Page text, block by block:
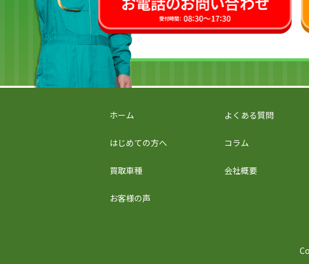
ホーム
はじめての方へ
買取車種
お客様の声
よくある質問
コラム
会社概要